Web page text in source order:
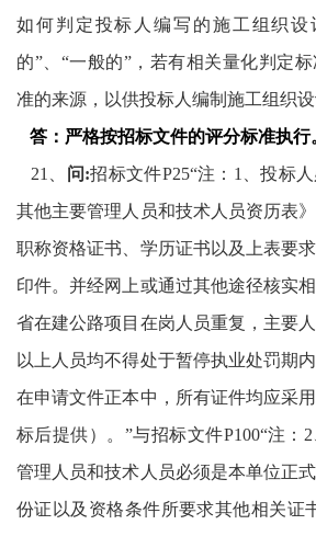
如何判定投标人编写的施工组织设
的”、“一般的”，若有相关量化判定
准的来源，以供投标人编制施工组织设
答： 严格按招标文件的评分标准执行
21
问:招标文件P25“注： 1
、投标
其他主要管理人员和技术人员资历表
职称资格证书、学历证书以及上表要
印件。并经网上或通过其他途径核实
省在建公路项目在岗人员重复，主要
以上人员均不得处于暂停执业处罚期
在申请文件正本中，所有证件均应采
标后提供）。”与招标文件P100“注： 2
管理人员和技术人员必须是本单位正
份证以及资格条件所要求其他相关证